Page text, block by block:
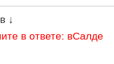
↓
в ответе: вСалде